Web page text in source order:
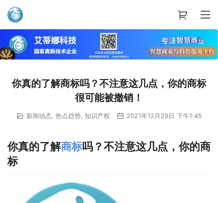
艾蒂娜科技
你真的了解商标吗？不注意这几点，你的商标
很可能被撤销！
新闻动态, 热点趋势, 知识产权 2021年12月29日 下午1:45
你真的了解商标吗？不注意这几点，你的商
标